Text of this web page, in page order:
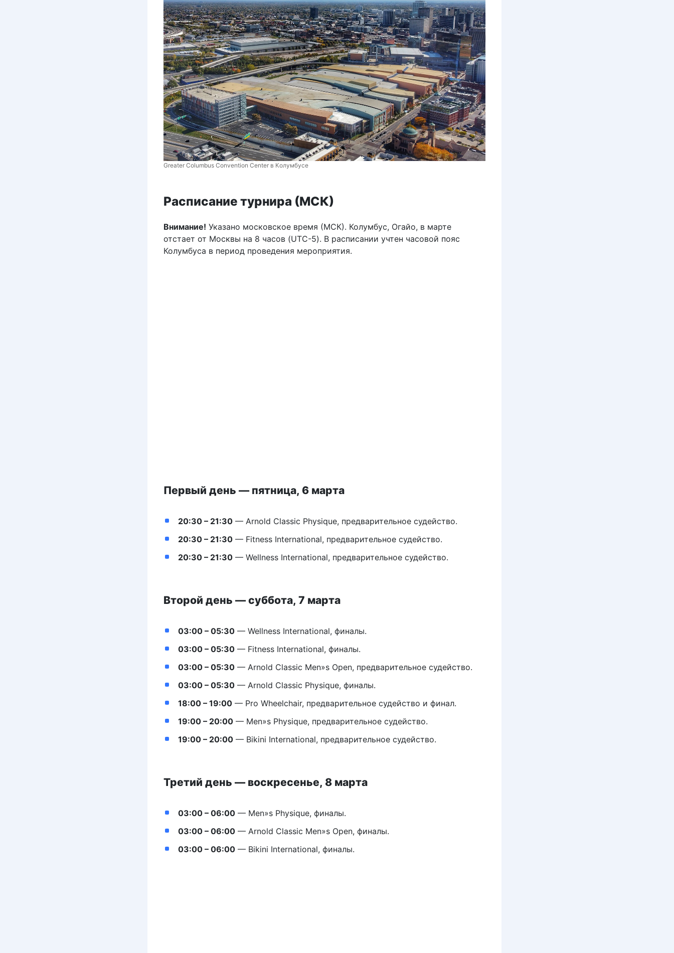
Greater Columbus Convention Center в Колумбусе
Расписание турнира (МСК)
Внимание! Указано московское время (МСК). Колумбус, Огайо, в марте
отстает от Москвы на 8 часов (UTC-5). В расписании учтен часовой пояс
Колумбуса в период проведения мероприятия.
Первый день — пятница, 6 марта
20:30 – 21:30— Arnold Classic Physique, предварительное судейство.
20:30 – 21:30— Fitness International, предварительное судейство.
20:30 – 21:30— Wellness International, предварительное судейство.
Второй день — суббота, 7 марта
03:00 – 05:30— Wellness International, финалы.
03:00 – 05:30— Fitness International, финалы.
03:00 – 05:30— Arnold Classic Men»s Open, предварительное судейство.
03:00 – 05:30— Arnold Classic Physique, финалы.
18:00 – 19:00— Pro Wheelchair, предварительное судейство и финал.
19:00 – 20:00— Men»s Physique, предварительное судейство.
19:00 – 20:00— Bikini International, предварительное судейство.
Третий день — воскресенье, 8 марта
03:00 – 06:00— Men»s Physique, финалы.
03:00 – 06:00— Arnold Classic Men»s Open, финалы.
03:00 – 06:00— Bikini International, финалы.